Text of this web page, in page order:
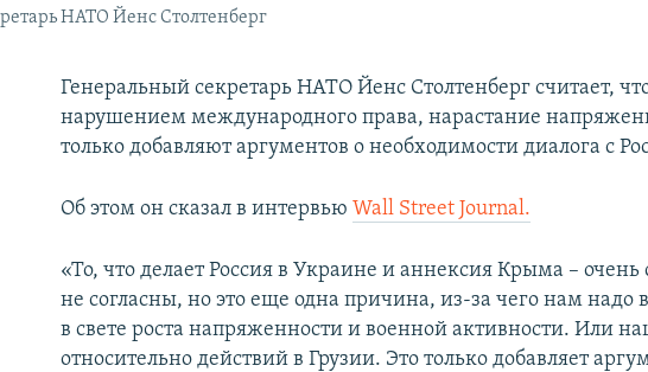
НАТО Йенс Столтенберг
Генеральный секретарь НАТО Йенс Столтенберг считает,
нарушением международного права, нарастание
только добавляют аргументов о необходимости диалога с
Об этом он сказал в интервьюWall Street Journal.
«То, что делает Россия в Украине и аннексия Крыма –
не согласны, но это еще одна причина, из-за чего нам надо
в свете роста напряженности и военной активности. Или
относительно действий в Грузии. Это только добавляет